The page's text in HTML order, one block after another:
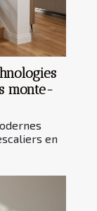
monte-
en